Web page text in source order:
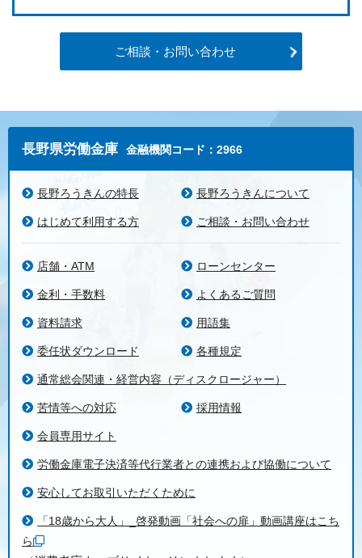
ご相談・お問い合わせ
長野県労働金庫 金融機関コード：2966
長野ろうきんの特長 長野ろうきんについて
はじめて利用する方 ご相談・お問い合わせ
店舗・ATM ローンセンター
金利・手数料 よくあるご質問
資料請求 用語集
委任状ダウンロード 各種規定
通常総会関連・経営内容（ディスクロージャー）
苦情等への対応 採用情報
会員専用サイト
労働金庫電子決済等代行業者との連携および協働について
安心してお取引いただくために
「18歳から大人」_啓発動画「社会への扉」動画講座はこち
ら